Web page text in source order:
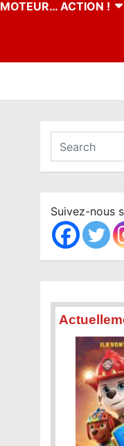
MOTEUR… ACTION !
a
c
h
Suivez-nous